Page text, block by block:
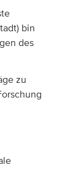
bin
des
zu